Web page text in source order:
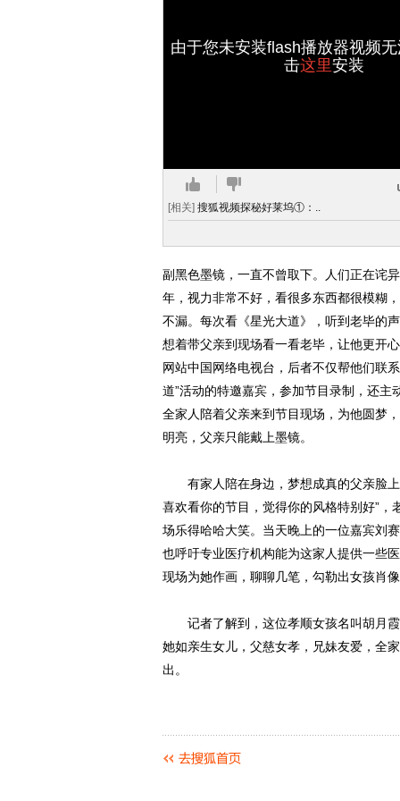
由于您未安装flash播放器视频
击这里安装
[相关] 搜狐视频探秘好莱坞①：..
副黑色墨镜，一直不曾取下。人们正在诧
年，视力非常不好，看很多东西都很模糊
不漏。每次看《星光大道》，听到老毕的
想着带父亲到现场看一看老毕，让他更开
网站中国网络电视台，后者不仅帮他们联
道”活动的特邀嘉宾，参加节目录制，还
全家人陪着父亲来到节目现场，为他圆梦
明亮，父亲只能戴上墨镜。
有家人陪在身边，梦想成真的父亲脸上
喜欢看你的节目，觉得你的风格特别好”，
场乐得哈哈大笑。当天晚上的一位嘉宾刘
也呼吁专业医疗机构能为这家人提供一些
现场为她作画，聊聊几笔，勾勒出女孩肖
记者了解到，这位孝顺女孩名叫胡月霞
她如亲生女儿，父慈女孝，兄妹友爱，全
出。